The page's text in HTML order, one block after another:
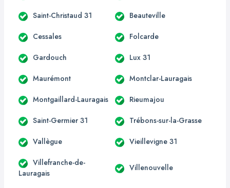
Saint-Christaud 31 Beauteville
Cessales Folcarde
Gardouch Lux 31
Maurémont Montclar-Lauragais
Montgaillard-Lauragais Rieumajou
Saint-Germier 31 Trébons-sur-la-Grasse
Vallègue Vieillevigne 31
Villefranche-de-
Lauragais
Villenouvelle